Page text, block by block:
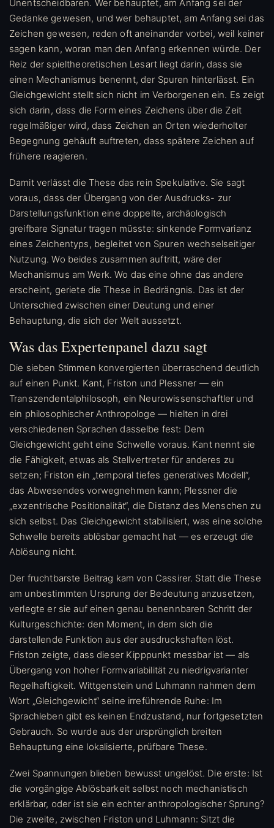
Unentscheidbaren. Wer behauptet, am Anfang sei der
Gedanke gewesen, und wer behauptet, am Anfang sei das
Zeichen gewesen, reden oft aneinander vorbei, weil keiner
sagen kann, woran man den Anfang erkennen würde. Der
Reiz der spieltheoretischen Lesart liegt darin, dass sie
einen Mechanismus benennt, der Spuren hinterlässt. Ein
Gleichgewicht stellt sich nicht im Verborgenen ein. Es zeigt
sich darin, dass die Form eines Zeichens über die Zeit
regelmäßiger wird, dass Zeichen an Orten wiederholter
Begegnung gehäuft auftreten, dass spätere Zeichen auf
frühere reagieren.
Damit verlässt die These das rein Spekulative. Sie sagt
voraus, dass der Übergang von der Ausdrucks- zur
Darstellungsfunktion eine doppelte, archäologisch
greifbare Signatur tragen müsste: sinkende Formvarianz
eines Zeichentyps, begleitet von Spuren wechselseitiger
Nutzung. Wo beides zusammen auftritt, wäre der
Mechanismus am Werk. Wo das eine ohne das andere
erscheint, geriete die These in Bedrängnis. Das ist der
Unterschied zwischen einer Deutung und einer
Behauptung, die sich der Welt aussetzt.
Was das Expertenpanel dazu sagt
Die sieben Stimmen konvergierten überraschend deutlich
auf einen Punkt. Kant, Friston und Plessner — ein
Transzendentalphilosoph, ein Neurowissenschaftler und
ein philosophischer Anthropologe — hielten in drei
verschiedenen Sprachen dasselbe fest: Dem
Gleichgewicht geht eine Schwelle voraus. Kant nennt sie
die Fähigkeit, etwas als Stellvertreter für anderes zu
setzen; Friston ein „temporal tiefes generatives Modell“,
das Abwesendes vorwegnehmen kann; Plessner die
„exzentrische Positionalität“, die Distanz des Menschen zu
sich selbst. Das Gleichgewicht stabilisiert, was eine solche
Schwelle bereits ablösbar gemacht hat — es erzeugt die
Ablösung nicht.
Der fruchtbarste Beitrag kam von Cassirer. Statt die These
am unbestimmten Ursprung der Bedeutung anzusetzen,
verlegte er sie auf einen genau benennbaren Schritt der
Kulturgeschichte: den Moment, in dem sich die
darstellende Funktion aus der ausdruckshaften löst.
Friston zeigte, dass dieser Kipppunkt messbar ist — als
Übergang von hoher Formvariabilität zu niedrigvarianter
Regelhaftigkeit. Wittgenstein und Luhmann nahmen dem
Wort „Gleichgewicht“ seine irreführende Ruhe: Im
Sprachleben gibt es keinen Endzustand, nur fortgesetzten
Gebrauch. So wurde aus der ursprünglich breiten
Behauptung eine lokalisierte, prüfbare These.
Zwei Spannungen blieben bewusst ungelöst. Die erste: Ist
die vorgängige Ablösbarkeit selbst noch mechanistisch
erklärbar, oder ist sie ein echter anthropologischer Sprung?
Die zweite, zwischen Friston und Luhmann: Sitzt die